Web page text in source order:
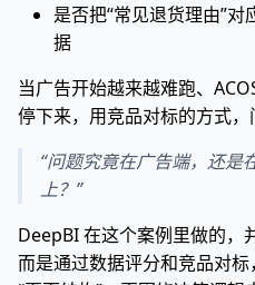
是否把“常见退货理由”
据
当广告开始越来越难跑、
停下来，用竞品对标的方式，
“问题究竟在广告端，还是
上？”
DeepBI 在这个案例里做的，
而是通过数据评分和竞品对